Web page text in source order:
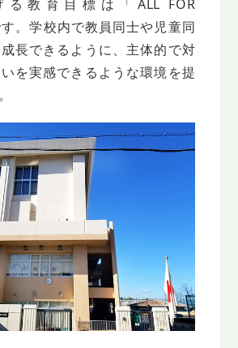
教育目標は「ALL FOR
。学校内で教員同士や児童同
長できるように、主体的で対
を実感できるような環境を提